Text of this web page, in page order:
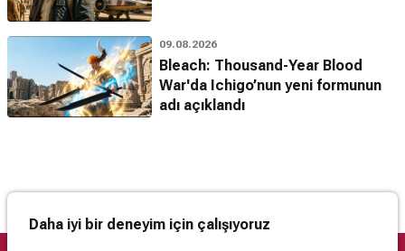
09.08.2026
Bleach: Thousand-Year Blood
War'da Ichigo’nun yeni formunun
adı açıklandı
Daha iyi bir deneyim için çalışıyoruz